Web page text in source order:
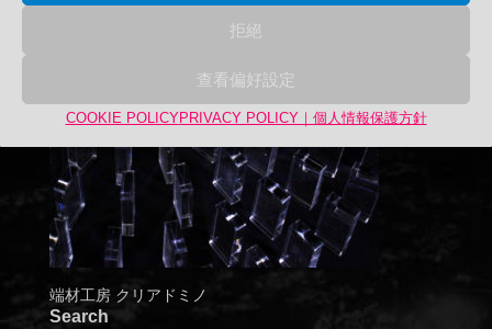
拒絕
查看偏好設定
COOKIE POLICYPRIVACY POLICY｜個人情報保護方針
端材工房 クリアドミノ
Search